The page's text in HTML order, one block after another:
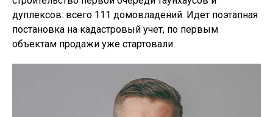
дуплексов: всего 111 домовладений. Идет поэтапная
постановка на кадастровый учет, по первым
объектам продажи уже стартовали.